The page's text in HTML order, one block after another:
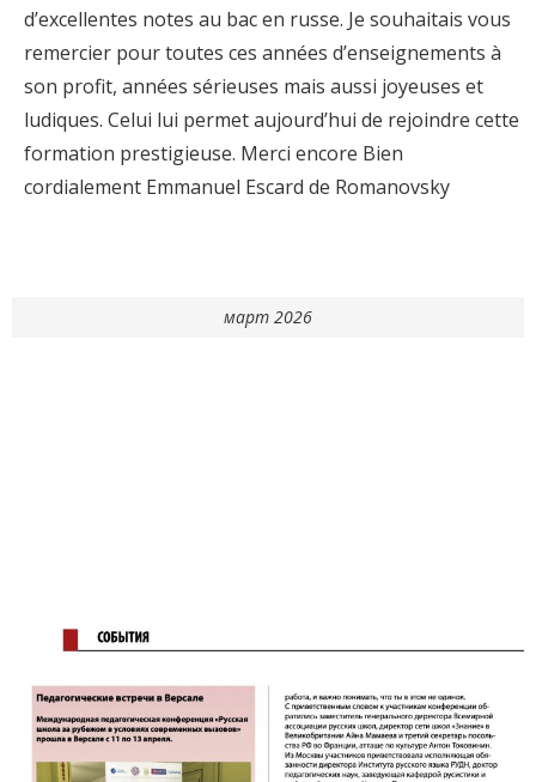
d’excellentes notes au bac en russe. Je souhaitais vous
remercier pour toutes ces années d’enseignements à
son profit, années sérieuses mais aussi joyeuses et
ludiques. Celui lui permet aujourd’hui de rejoindre cette
formation prestigieuse. Merci encore Bien
cordialement Emmanuel Escard de Romanovsky
март 2026